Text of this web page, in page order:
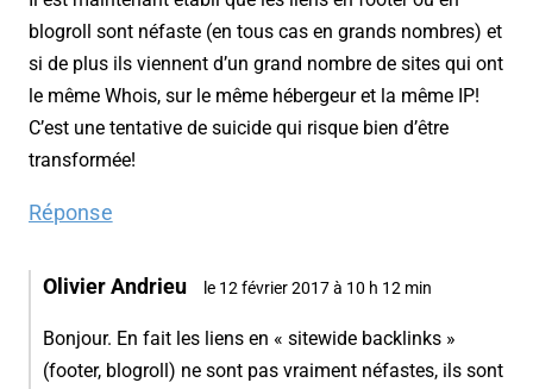
blogroll sont néfaste (en tous cas en grands nombres) et
si de plus ils viennent d’un grand nombre de sites qui ont
le même Whois, sur le même hébergeur et la même IP!
C’est une tentative de suicide qui risque bien d’être
transformée!
Réponse
Olivier Andrieu le 12 février 2017 à 10 h 12 min
Bonjour. En fait les liens en « sitewide backlinks »
(footer, blogroll) ne sont pas vraiment néfastes, ils sont